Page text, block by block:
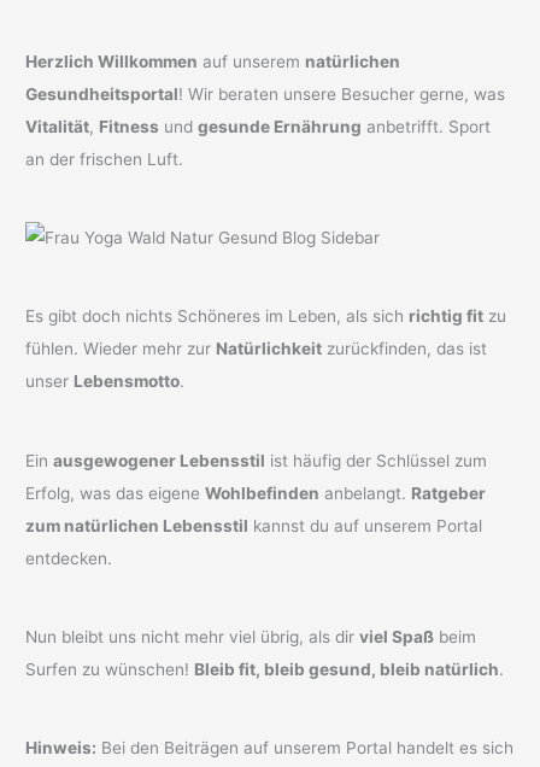
Herzlich Willkommen auf unserem natürlichen
Gesundheitsportal! Wir beraten unsere Besucher gerne, was
Vitalität, Fitness undgesunde Ernährung anbetrifft. Sport
an der frischen Luft.
Es gibt doch nichts Schöneres im Leben, als sich richtig fit zu
fühlen. Wieder mehr zur Natürlichkeit zurückfinden, das ist
unser Lebensmotto.
Einausgewogener Lebensstil ist häufig der Schlüssel zum
Erfolg, was das eigeneWohlbefinden anbelangt. Ratgeber
zum natürlichen Lebensstil kannst du auf unserem Portal
entdecken.
Nun bleibt uns nicht mehr viel übrig, als dirviel Spaß beim
Surfen zu wünschen! Bleib fit, bleib gesund, bleib natürlich.
Hinweis: Bei den Beiträgen auf unserem Portal handelt es sich